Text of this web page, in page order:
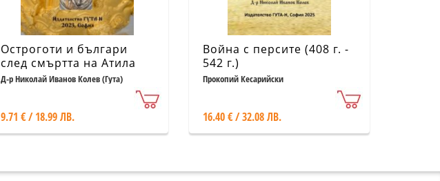
Остроготи и българи
след смъртта на Атила
Д-р Николай Иванов Колев (Гута)
9.71 € / 18.99 ЛВ.
Война с персите (408 г. -
542 г.)
Прокопий Кесарийски
16.40 € / 32.08 ЛВ.